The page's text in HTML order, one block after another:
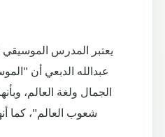
يعتبر المدرس الموسيقي
عبدالله الدبعي أن
الجمال ولغة العالم،
شعوب العالم"، كما